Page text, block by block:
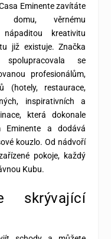
Eminente zavítáte
domu, věrnému
kreativitu
již existuje. Značka
se
profesionálům,
(hotely, restaurace,
inspirativních a
která dokonale
Eminente a dodává
kouzlo. Od nádvoří
pokoje, každý
Kubu.
skrývající